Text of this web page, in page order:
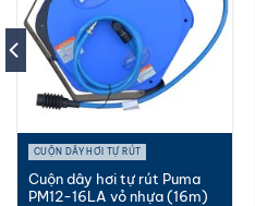
CUỘN DÂY HƠI TỰ RÚT
Cuộn dây hơi tự rút Puma
PM12-16LA vỏ nhựa (16m)